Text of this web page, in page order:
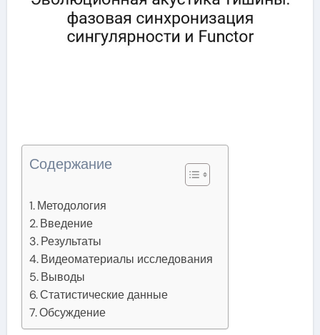
Содержание
Методология
Введение
Результаты
Видеоматериалы исследования
Выводы
Статистические данные
Обсуждение